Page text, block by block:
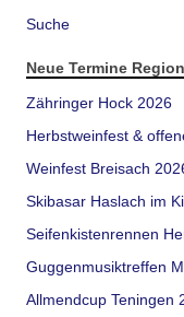
Suche
Neue Termine Region
Zähringer Hock 2026
Herbstweinfest &
Weinfest Breisach
Skibasar Haslach im
Seifenkistenrennen
Guggenmusiktreffen
Allmendcup Teningen